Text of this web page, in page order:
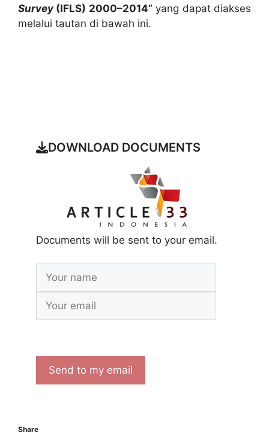
Survey(IFLS) 2000–2014”yang dapat diakses
melalui tautan di bawah ini.
DOWNLOAD DOCUMENTS
Documents will be sent to your email.
Share